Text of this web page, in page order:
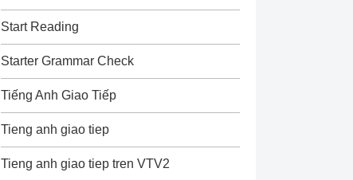
Start Reading
Starter Grammar Check
Tiếng Anh Giao Tiếp
Tieng anh giao tiep
Tieng anh giao tiep tren VTV2